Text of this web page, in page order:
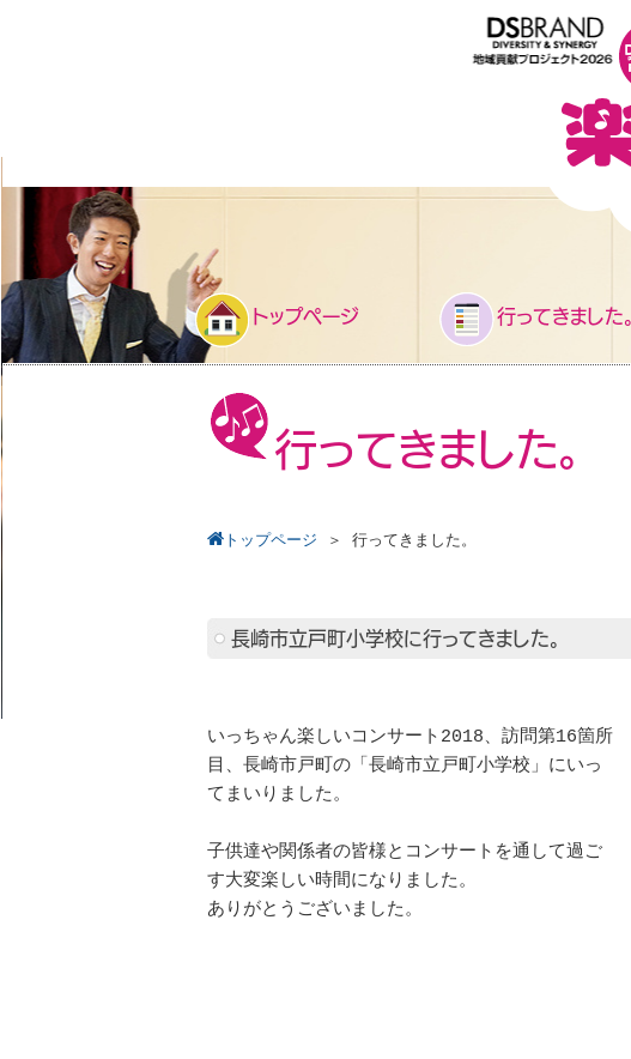
トップページ 行ってきました。
行ってきました。
トップページ ＞ 行ってきました。
長崎市立戸町小学校に行ってきました。
いっちゃん楽しいコンサート2018、訪問第16箇所
目、長崎市戸町の「長崎市立戸町小学校」にいっ
てまいりました。
子供達や関係者の皆様とコンサートを通して過ご
す大変楽しい時間になりました。
ありがとうございました。